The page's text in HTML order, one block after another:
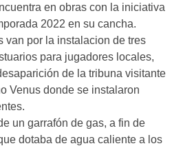
en obras con la iniciativa
2022 en su cancha.
van por la instalacion de tres
para jugadores locales,
de la tribuna visitante
Venus donde se instalaron
un garrafón de gas, a fin de
dotaba de agua caliente a los